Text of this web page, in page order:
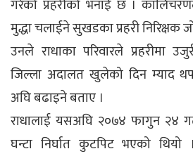
गरेको प्रहरीको भनाई छ ।
मुद्धा चलाईने सुखडका प्रहरी निरिक्षक
उनले राधाका परिवारले प्रहरीमा
जिल्ला अदालत खुलेको दिन म्याद
अघि बढाइने बताए ।
राधालाई यसअघि २०७४ फागुन २४
घन्टा निर्घात कुटपिट भएको थियो